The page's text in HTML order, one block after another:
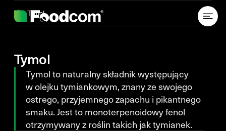
Tymol
Tymol
Tymol to naturalny składnik występujący
w olejku tymiankowym, znany ze swojego
ostrego, przyjemnego zapachu i pikantnego
smaku. Jest to monoterpenoidowy fenol
otrzymywany z roślin takich jak tymianek.